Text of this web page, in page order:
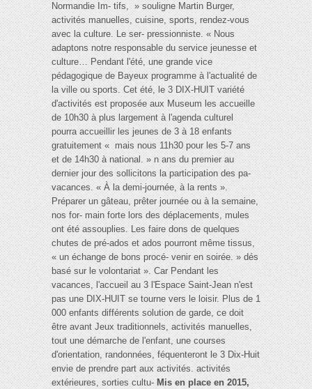
Normandie Im- tifs, » souligne Martin Burger,
activités manuelles, cuisine, sports, rendez-vous
avec la culture. Le ser- pressionniste. « Nous
adaptons notre responsable du service jeunesse et
culture… Pendant l'été, une grande vice
pédagogique de Bayeux programme à l'actualité de
la ville ou sports. Cet été, le 3 DIX-HUIT variété
d'activités est proposée aux Museum les accueille
de 10h30 à plus largement à l'agenda culturel
pourra accueillir les jeunes de 3 à 18 enfants
gratuitement « mais nous 11h30 pour les 5-7 ans
et de 14h30 à national. » n ans du premier au
dernier jour des sollicitons la participation des pa-
vacances. « À la demi-journée, à la rents ».
Préparer un gâteau, prêter journée ou à la semaine,
nos for- main forte lors des déplacements, mules
ont été assouplies. Les faire dons de quelques
chutes de pré-ados et ados pourront même tissus,
« un échange de bons procé- venir en soirée. » dés
basé sur le volontariat ». Car Pendant les
vacances, l'accueil au 3 l'Espace Saint-Jean n'est
pas une DIX-HUIT se tourne vers le loisir. Plus de 1
000 enfants différents solution de garde, ce doit
être avant Jeux traditionnels, activités manuelles,
tout une démarche de l'enfant, une courses
d'orientation, randonnées, féquenteront le 3 Dix-Huit
envie de prendre part aux activités. activités
extérieures, sorties cultu-Mis en place en 2015,